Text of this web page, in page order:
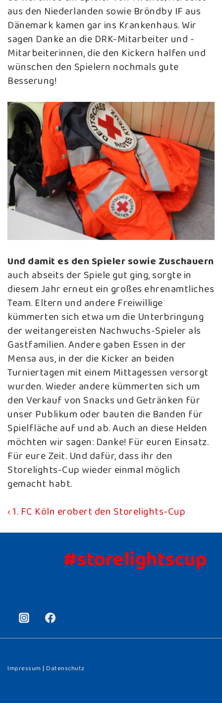
aus den Niederlanden sowie Bröndby IF aus
Dänemark kamen gar ins Krankenhaus. Wir
sagen Danke an die DRK-Mitarbeiter und -
Mitarbeiterinnen, die den Kickern halfen und
wünschen den Spielern nochmals gute
Besserung!
Und damit es den Spieler sowie Zuschauern
auch abseits der Spiele gut ging, sorgte in
diesem Jahr erneut ein großes ehrenamtliches
Team. Eltern und andere Freiwillige
kümmerten sich etwa um die Unterbringung
der weitangereisten Nachwuchs-Spieler als
Gastfamilien. Andere gaben Essen in der
Mensa aus, in der die Kicker an beiden
Turniertagen mit einem Mittagessen versorgt
wurden. Wieder andere kümmerten sich um
den Verkauf von Snacks und Getränken für
unser Publikum oder bauten die Banden für
Spielfläche auf und ab. Auch an diese Helden
möchten wir sagen: Danke! Für euren Einsatz.
Für eure Zeit. Und dafür, dass ihr den
Storelights-Cup wieder einmal möglich
gemacht habt.
Beitragsnavigation
Vorheriger
‹ 1. FC Köln erobert den Storelights-Cup
#storelightscup
Impressum | Datenschutz